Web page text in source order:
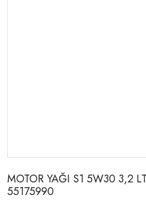
MOTOR YAĞI S1 5W30 3,2
55175990